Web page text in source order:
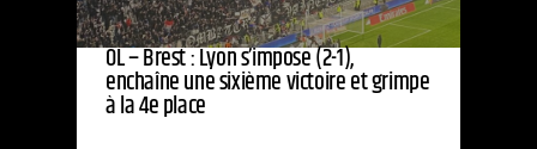
OL – Brest : Lyon s’impose (2-1),
enchaîne une sixième victoire et grimpe
à la 4e place